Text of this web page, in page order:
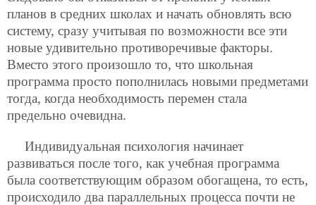
планов в средних школах и начать обновлять всю
систему, сразу учитывая по возможности все эти
новые удивительно противоречивые факторы.
Вместо этого произошло то, что школьная
программа просто пополнилась новыми предметами
тогда, когда необходимость перемен стала
предельно очевидна.
Индивидуальная психология начинает
развиваться после того, как учебная программа
была соответствующим образом обогащена, то есть,
происходило два параллельных процесса почти не